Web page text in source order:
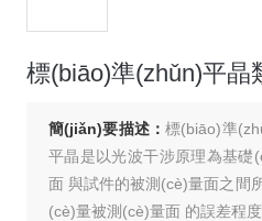
標(biāo)準(zhǔn)平晶
簡(jiǎn)要描述：標(biāo)準
平晶是以光波干涉原理為基礎
面 與試件的被測(cè)量面之間
(cè)量被測(cè)量面 的誤差程度